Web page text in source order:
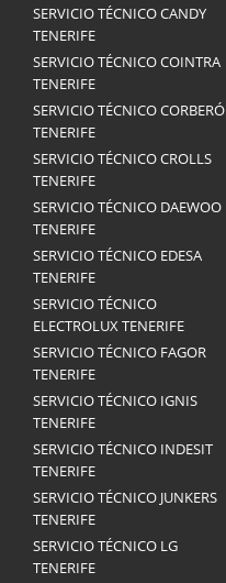
SERVICIO TÉCNICO CANDY
TENERIFE
SERVICIO TÉCNICO COINTRA
TENERIFE
SERVICIO TÉCNICO CORBERÓ
TENERIFE
SERVICIO TÉCNICO CROLLS
TENERIFE
SERVICIO TÉCNICO DAEWOO
TENERIFE
SERVICIO TÉCNICO EDESA
TENERIFE
SERVICIO TÉCNICO
ELECTROLUX TENERIFE
SERVICIO TÉCNICO FAGOR
TENERIFE
SERVICIO TÉCNICO IGNIS
TENERIFE
SERVICIO TÉCNICO INDESIT
TENERIFE
SERVICIO TÉCNICO JUNKERS
TENERIFE
SERVICIO TÉCNICO LG
TENERIFE